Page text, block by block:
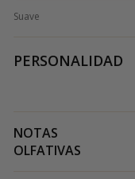
Suave
PERSONALIDAD
NOTAS
OLFATIVAS